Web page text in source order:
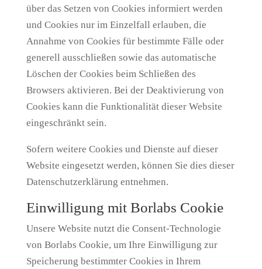
über das Setzen von Cookies informiert werden
und Cookies nur im Einzelfall erlauben, die
Annahme von Cookies für bestimmte Fälle oder
generell ausschließen sowie das automatische
Löschen der Cookies beim Schließen des
Browsers aktivieren. Bei der Deaktivierung von
Cookies kann die Funktionalität dieser Website
eingeschränkt sein.
Sofern weitere Cookies und Dienste auf dieser
Website eingesetzt werden, können Sie dies dieser
Datenschutzerklärung entnehmen.
Einwilligung mit Borlabs Cookie
Unsere Website nutzt die Consent-Technologie
von Borlabs Cookie, um Ihre Einwilligung zur
Speicherung bestimmter Cookies in Ihrem